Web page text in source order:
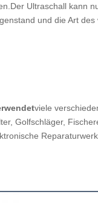
Ultraschall kann
und die Art
viele
Golfschläger,